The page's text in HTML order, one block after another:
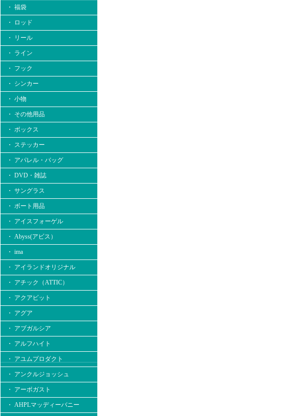
・ 福袋
・ ロッド
・ リール
・ ライン
・ フック
・ シンカー
・ 小物
・ その他用品
・ ボックス
・ ステッカー
・ アパレル・バッグ
・ DVD・雑誌
・ サングラス
・ ボート用品
・ アイスフォーゲル
・ Abyss(アビス）
・ ima
・ アイランドオリジナル
・ アチック（ATTIC）
・ アクアビット
・ アグア
・ アブガルシア
・ アルフハイト
・ アユムプロダクト
・ アンクルジョッシュ
・ アーボガスト
・ AHPLマッディーバニー